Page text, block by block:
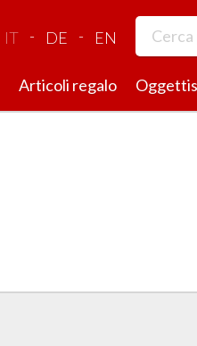
IT - DE - EN
Articoli regalo